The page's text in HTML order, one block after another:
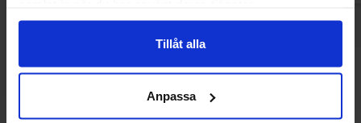
Tillåt alla
Anpassa
Andre kunne lide